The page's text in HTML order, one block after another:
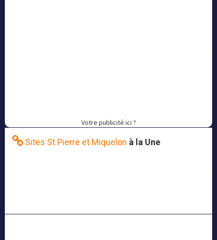
Votre publicité ici ?
Sites St Pierre et Miquelon à la Une